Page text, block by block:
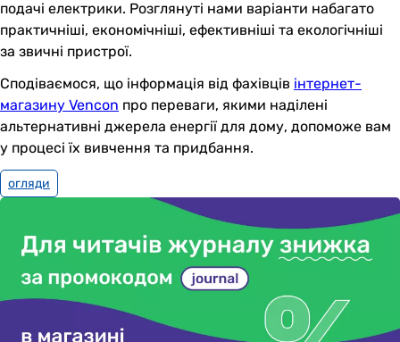
подачі електрики. Розглянуті нами варіанти набагато
практичніші, економічніші, ефективніші та екологічніші
за звичні пристрої.
Сподіваємося, що інформація від фахівців інтернет-
магазину Vencon про переваги, якими наділені
альтернативні джерела енергії для дому, допоможе вам
у процесі їх вивчення та придбання.
огляди